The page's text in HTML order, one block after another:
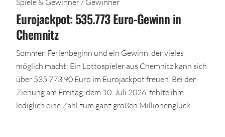
Eurojackpot: 535.773 Euro-Gewinn in
Chemnitz
Sommer, Ferienbeginn und ein Gewinn, der vieles
möglich macht: Ein Lottospieler aus Chemnitz kann sich
über 535.773,90 Euro im Eurojackpot freuen. Bei der
Ziehung am Freitag, dem 10. Juli 2026, fehlte ihm
lediglich eine Zahl zum ganz großen Millionenglück.